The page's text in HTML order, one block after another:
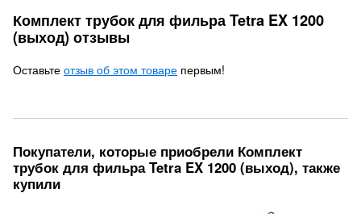
Комплект трубок для фильра Tetra EX 1200
(выход) отзывы
Оставьте отзыв об этом товаре первым!
Покупатели, которые приобрели Комплект
трубок для фильра Tetra EX 1200 (выход), также
купили